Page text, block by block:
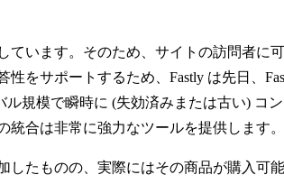
います。そのため、サイトの訪問者に
をサポートするため、Fastly は先日、
規模で瞬時に (失効済みまたは古い) コ
合は非常に強力なツールを提供します。
たものの、実際にはその商品が購入可